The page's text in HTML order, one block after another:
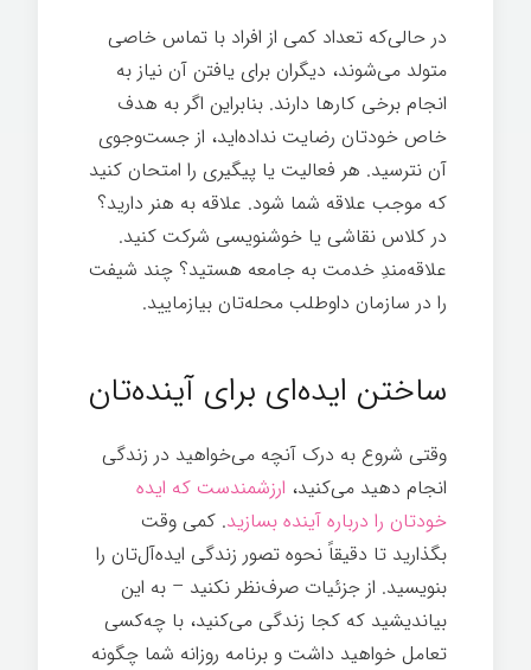
در حالی‌که تعداد کمی از افراد با تماس خاصی
متولد می‌شوند، دیگران برای یافتن آن نیاز به
انجام برخی کارها دارند. بنابراین اگر به هدف
خاص خودتان رضایت نداده‌اید، از جست‌وجوی
آن نترسید. هر فعالیت یا پیگیری را امتحان کنید
که موجب علاقه شما شود. علاقه به هنر دارید؟
در کلاس نقاشی یا خوشنویسی شرکت کنید.
علاقه‌مندِ خدمت به جامعه هستید؟ چند شیفت
را در سازمان داوطلب محله‌تان بیازمایید.
ساختن ایده‌ای برای آینده‌تان
وقتی شروع به درک آنچه می‌خواهید در زندگی
انجام دهید می‌کنید، ارزشمندست که ایده
خودتان را درباره آینده بسازید. کمی وقت
بگذارید تا دقیقاً نحوه تصور زندگی ایده‌آل‌تان را
بنویسید. از جزئیات صرف‌نظر نکنید – به این
بیاندیشید که کجا زندگی می‌کنید، با چه‌کسی
تعامل خواهید داشت و برنامه روزانه شما چگونه